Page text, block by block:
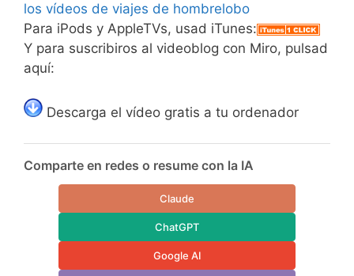
los vídeos de viajes de hombrelobo
Para iPods y AppleTVs, usad iTunes:
Y para suscribiros al videoblog con Miro, pulsad
aquí:
Descarga el vídeo gratis a tu ordenador
Comparte en redes o resume con la IA
Claude
ChatGPT
Google AI